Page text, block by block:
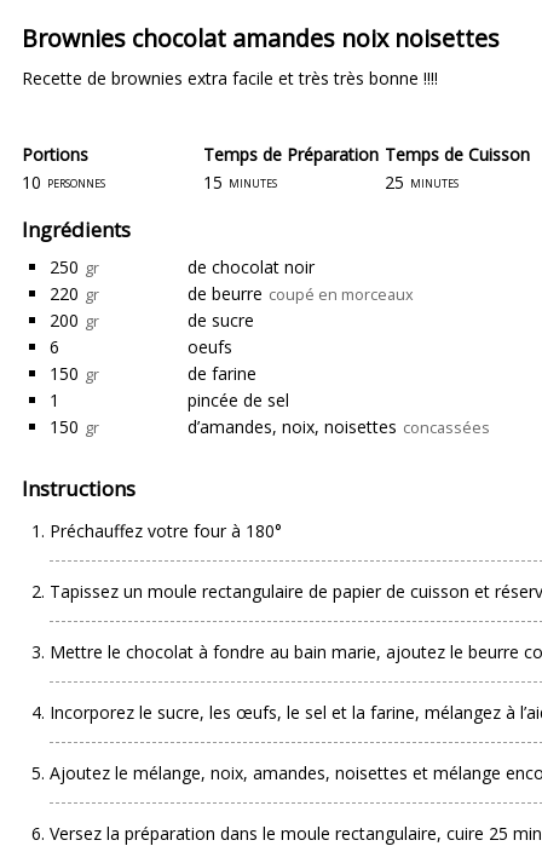
Brownies chocolat amandes noix noisettes
Recette de brownies extra facile et très très bonne !!!!
Portions
Temps de Préparation
10 personnes 15 minutes
Temps de Cuisson
25 minutes
Ingrédients
250 gr
de chocolat noir
220 gr de beurre coupé en morceaux
200 gr
de sucre
6
oeufs
150 gr
de farine
1
pincée de sel
150 gr d’amandes, noix, noisettes concassées
Instructions
Préchauffez votre four à 180°
Tapissez un moule rectangulaire de papier de cuisson et
Mettre le chocolat à fondre au bain marie, ajoutez le beurre
Incorporez le sucre, les œufs, le sel et la farine, mélangez à
Ajoutez le mélange, noix, amandes, noisettes et mélange
Versez la préparation dans le moule rectangulaire, cuire 25